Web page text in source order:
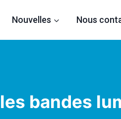
Nouvelles Nous
bandes